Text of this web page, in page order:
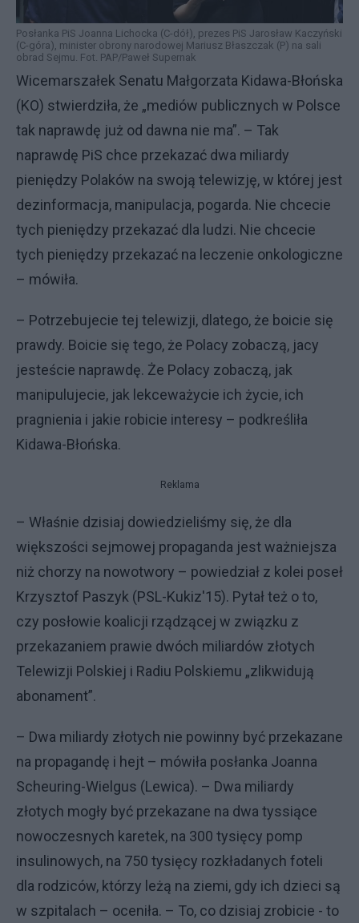
Posłanka PiS Joanna Lichocka (C-dół), prezes PiS Jarosław Kaczyński
(C-góra), minister obrony narodowej Mariusz Błaszczak (P) na sali
obrad Sejmu. Fot. PAP/Paweł Supernak
Wicemarszałek Senatu Małgorzata Kidawa-Błońska
(KO) stwierdziła, że „mediów publicznych w Polsce
tak naprawdę już od dawna nie ma”. – Tak
naprawdę PiS chce przekazać dwa miliardy
pieniędzy Polaków na swoją telewizję, w której jest
dezinformacja, manipulacja, pogarda. Nie chcecie
tych pieniędzy przekazać dla ludzi. Nie chcecie
tych pieniędzy przekazać na leczenie onkologiczne
– mówiła.
– Potrzebujecie tej telewizji, dlatego, że boicie się
prawdy. Boicie się tego, że Polacy zobaczą, jacy
jesteście naprawdę. Że Polacy zobaczą, jak
manipulujecie, jak lekceważycie ich życie, ich
pragnienia i jakie robicie interesy – podkreśliła
Kidawa-Błońska.
Reklama
– Właśnie dzisiaj dowiedzieliśmy się, że dla
większości sejmowej propaganda jest ważniejsza
niż chorzy na nowotwory – powiedział z kolei poseł
Krzysztof Paszyk (PSL-Kukiz'15). Pytał też o to,
czy posłowie koalicji rządzącej w związku z
przekazaniem prawie dwóch miliardów złotych
Telewizji Polskiej i Radiu Polskiemu „zlikwidują
abonament”.
– Dwa miliardy złotych nie powinny być przekazane
na propagandę i hejt – mówiła posłanka Joanna
Scheuring-Wielgus (Lewica). – Dwa miliardy
złotych mogły być przekazane na dwa tyssiące
nowoczesnych karetek, na 300 tysięcy pomp
insulinowych, na 750 tysięcy rozkładanych foteli
dla rodziców, którzy leżą na ziemi, gdy ich dzieci są
w szpitalach – oceniła. – To, co dzisiaj zrobicie - to